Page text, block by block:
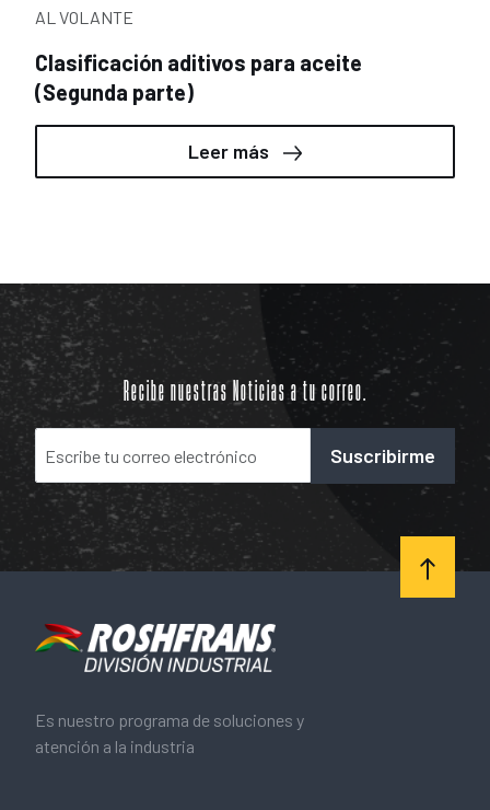
AL VOLANTE
Clasificación aditivos para aceite
(Segunda parte)
Leer más
Recibe nuestras Noticias a tu correo.
Suscribirme
Es nuestro programa de soluciones y
atención a la industria